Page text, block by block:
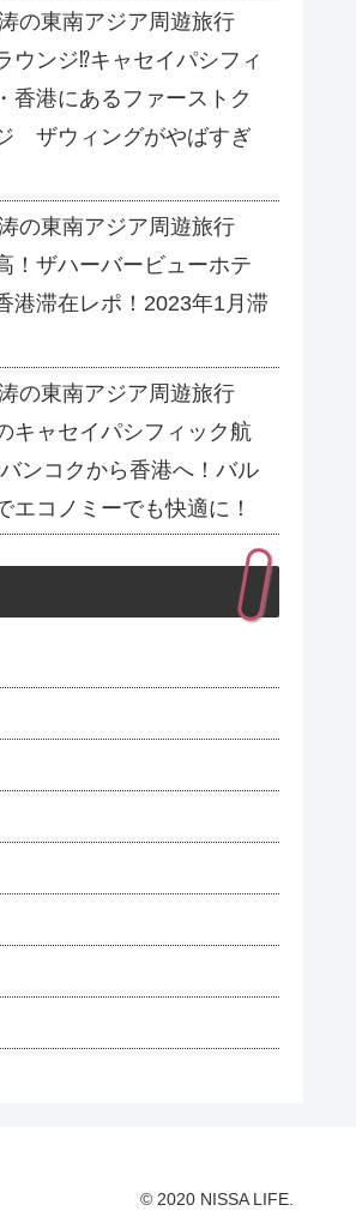
の東南アジア周遊旅行
ンジ⁉キャセイパシフィ
香港にあるファーストク
ザウィングがやばすぎ
の東南アジア周遊旅行
！ザハーバービューホテ
港滞在レポ！2023年1月滞
の東南アジア周遊旅行
キャセイパシフィック航
ンコクから香港へ！バル
エコノミーでも快適に！
© 2020 NISSA LIFE.